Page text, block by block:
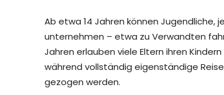
Ab etwa 14 Jahren können Jugendliche,
unternehmen – etwa zu Verwandten
Jahren erlauben viele Eltern ihren
während vollständig eigenständige
gezogen werden.